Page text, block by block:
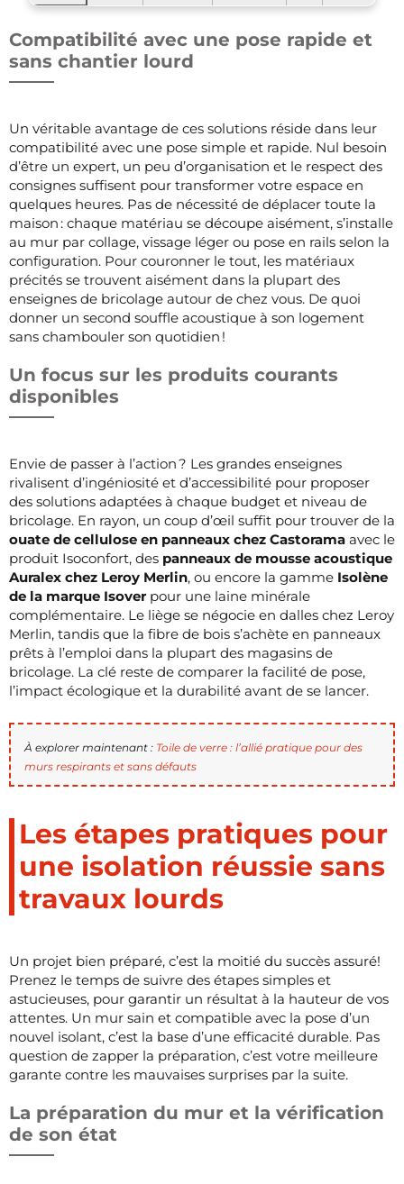
Compatibilité avec une pose rapide et
sans chantier lourd
Un véritable avantage de ces solutions réside dans leur
compatibilité avec une pose simple et rapide. Nul besoin
d’être un expert, un peu d’organisation et le respect des
consignes suffisent pour transformer votre espace en
quelques heures. Pas de nécessité de déplacer toute la
maison : chaque matériau se découpe aisément, s’installe
au mur par collage, vissage léger ou pose en rails selon la
configuration. Pour couronner le tout, les matériaux
précités se trouvent aisément dans la plupart des
enseignes de bricolage autour de chez vous. De quoi
donner un second souffle acoustique à son logement
sans chambouler son quotidien !
Un focus sur les produits courants
disponibles
Envie de passer à l’action ? Les grandes enseignes
rivalisent d’ingéniosité et d’accessibilité pour proposer
des solutions adaptées à chaque budget et niveau de
bricolage. En rayon, un coup d’œil suffit pour trouver de la
ouate de cellulose en panneaux chez Castorama avec le
produit Isoconfort, des panneaux de mousse acoustique
Auralex chez Leroy Merlin, ou encore la gamme Isolène
de la marque Isover pour une laine minérale
complémentaire. Le liège se négocie en dalles chez Leroy
Merlin, tandis que la fibre de bois s’achète en panneaux
prêts à l’emploi dans la plupart des magasins de
bricolage. La clé reste de comparer la facilité de pose,
l’impact écologique et la durabilité avant de se lancer.
À explorer maintenant : Toile de verre : l’allié pratique pour des
murs respirants et sans défauts
Les étapes pratiques pour
une isolation réussie sans
travaux lourds
Un projet bien préparé, c’est la moitié du succès assuré!
Prenez le temps de suivre des étapes simples et
astucieuses, pour garantir un résultat à la hauteur de vos
attentes. Un mur sain et compatible avec la pose d’un
nouvel isolant, c’est la base d’une efficacité durable. Pas
question de zapper la préparation, c’est votre meilleure
garante contre les mauvaises surprises par la suite.
La préparation du mur et la vérification
de son état